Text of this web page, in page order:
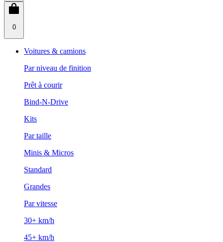
0
Voitures & camions
Par niveau de finition
Prêt à courir
Bind-N-Drive
Kits
Par taille
Minis & Micros
Standard
Grandes
Par vitesse
30+ km/h
45+ km/h